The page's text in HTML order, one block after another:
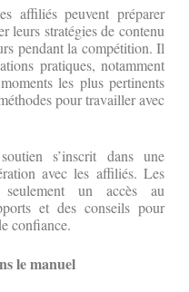
affiliés peuvent préparer
leurs stratégies de contenu
pendant la compétition. Il
pratiques, notamment
les plus pertinents
pour travailler avec
s’inscrit dans une
avec les affiliés. Les
un accès au
et des conseils pour
confiance.
le manuel